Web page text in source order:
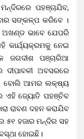
ପହଞ୍ଚାଯିବ,
ସଙ୍କଳ୍ପ କରିବେ ।
ଅଖଣ୍ଡ ଭାବେ ଯେପରି
କାର୍ଯ୍ୟକ୍ରମକୁ ନେଇ
ଜଗଦୀଶ ପଞ୍ଚାରିଆ
ଅବସରରେ
ବୋଲି ଆମର ଲକ୍ଷ୍ୟ
ଏହି ଜ୍ୟୋତି ପହଞ୍ଚିବ
ରାବଣ ଦହନ କରାଯିବ
୫୧ ହଜାର ମନ୍ଦିର ସହ
ହୋଇଛି।